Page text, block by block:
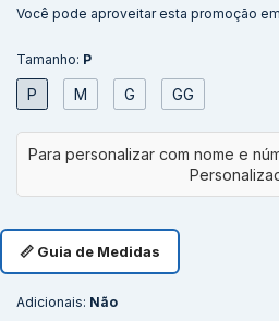
Você pode aproveitar esta promoção
Tamanho: P
P M G GG
📏 Guia de Medidas
Adicionais: Não